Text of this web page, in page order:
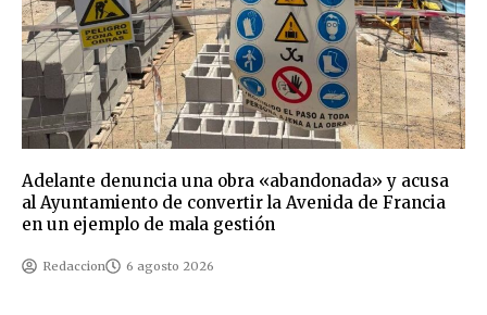
Adelante denuncia una obra «abandonada» y acusa
al Ayuntamiento de convertir la Avenida de Francia
en un ejemplo de mala gestión
Redaccion 6 agosto 2026